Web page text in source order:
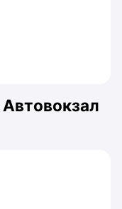
Автовокзал